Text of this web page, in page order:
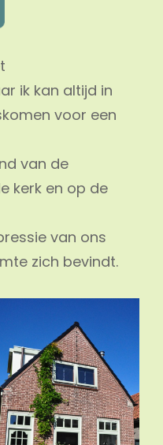
ik kan altijd in
voor een
van de
kerk en op de
van ons
zich bevindt.